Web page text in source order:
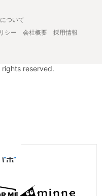
ついて
シー 会社概要
採用情報
reserved.